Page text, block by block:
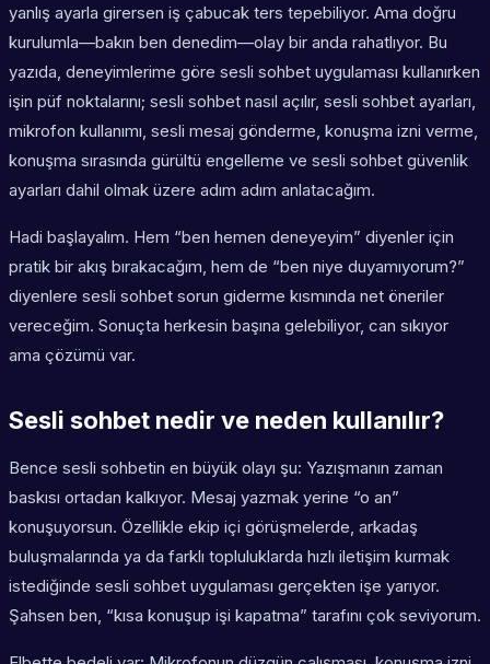
yanlış ayarla girersen iş çabucak ters tepebiliyor. Ama doğru
kurulumla—bakın ben denedim—olay bir anda rahatlıyor. Bu
yazıda, deneyimlerime göre sesli sohbet uygulaması kullanırken
işin püf noktalarını; sesli sohbet nasıl açılır, sesli sohbet ayarları,
mikrofon kullanımı, sesli mesaj gönderme, konuşma izni verme,
konuşma sırasında gürültü engelleme ve sesli sohbet güvenlik
ayarları dahil olmak üzere adım adım anlatacağım.
Hadi başlayalım. Hem “ben hemen deneyeyim” diyenler için
pratik bir akış bırakacağım, hem de “ben niye duyamıyorum?”
diyenlere sesli sohbet sorun giderme kısmında net öneriler
vereceğim. Sonuçta herkesin başına gelebiliyor, can sıkıyor
ama çözümü var.
Sesli sohbet nedir ve neden kullanılır?
Bence sesli sohbetin en büyük olayı şu: Yazışmanın zaman
baskısı ortadan kalkıyor. Mesaj yazmak yerine “o an”
konuşuyorsun. Özellikle ekip içi görüşmelerde, arkadaş
buluşmalarında ya da farklı topluluklarda hızlı iletişim kurmak
istediğinde sesli sohbet uygulaması gerçekten işe yarıyor.
Şahsen ben, “kısa konuşup işi kapatma” tarafını çok seviyorum.